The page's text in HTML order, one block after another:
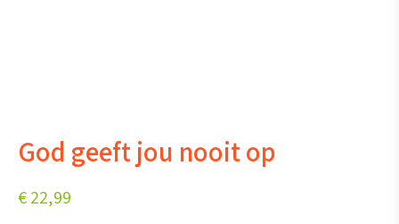
God geeft jou nooit op
€22,99